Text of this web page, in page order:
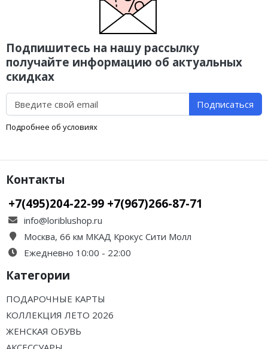
Подпишитесь на нашу рассылку
получайте информацию об актуальных
скидках
Подписаться
Подробнее об условиях
Контакты
+7(495)204-22-99 +7(967)266-87-71
info@loriblushop.ru
Москва, 66 км МКАД Крокус Сити Молл
Ежедневно 10:00 - 22:00
Категории
ПОДАРОЧНЫЕ КАРТЫ
КОЛЛЕКЦИЯ ЛЕТО 2026
ЖЕНСКАЯ ОБУВЬ